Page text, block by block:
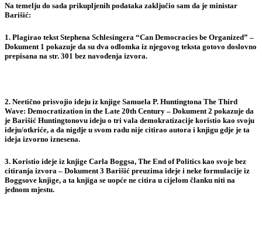
Na temelju do sada prikupljenih podataka zaključio sam da je ministar
Barišić:
1. Plagirao tekst Stephena Schlesingera “Can Democracies be Organized” –
Dokument 1 pokazuje da su dva odlomka iz njegovog teksta gotovo doslovno
prepisana na str. 301 bez navođenja izvora.
2. Neetično prisvojio ideju iz knjige Samuela P. Huntingtona The Third
Wave: Democratization in the Late 20th Century – Dokument 2 pokazuje da
je Barišić Huntingtonovu ideju o tri vala demokratizacije koristio kao svoju
ideju/otkriće, a da nigdje u svom radu nije citirao autora i knjigu gdje je ta
ideja izvorno iznesena.
3. Koristio ideje iz knjige Carla Boggsa, The End of Politics kao svoje bez
citiranja izvora – Dokument 3 Barišić preuzima ideje i neke formulacije iz
Boggsove knjige, a ta knjiga se uopće ne citira u cijelom članku niti na
jednom mjestu.